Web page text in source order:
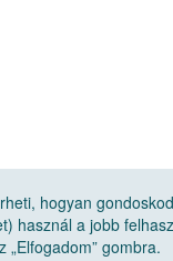
hogyan
használ a jobb
gombra.